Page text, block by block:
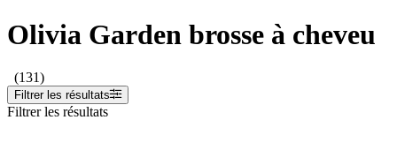
Olivia Garden brosse à cheveu
(131)
Filtrer les résultats
Filtrer les résultats